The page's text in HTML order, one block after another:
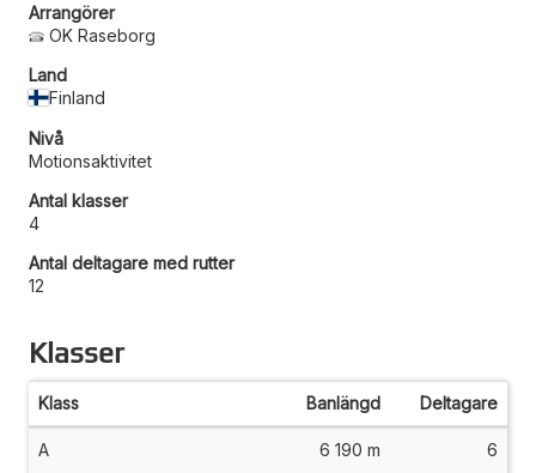
Arrangörer
OK Raseborg
Land
Finland
Nivå
Motionsaktivitet
Antal klasser
4
Antal deltagare med rutter
12
Klasser
Klass Banlängd Deltagare
A 6 190 m 6